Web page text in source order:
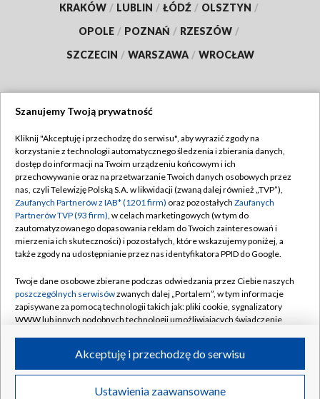
KRAKÓW / LUBLIN / ŁÓDŹ / OLSZTYN /
OPOLE / POZNAŃ / RZESZÓW /
SZCZECIN / WARSZAWA / WROCŁAW
TVP
Abonament TVP
Emisja w TVP
Centrum informacji TVP
Naziemna Telewizja Cyfrowa
Rada Programowa
System NOS
Informacje o nadawcy
Program dla prasy
Regulamin TVP
Polityka prywatności
Moje zgody
Pomoc
Kontakt
Kanały
©2026 Telewizja Polska S.A. w likwidacji
Szanujemy Twoją prywatność
Kliknij "Akceptuję i przechodzę do serwisu", aby wyrazić zgody na
korzystanie z technologii automatycznego śledzenia i zbierania danych,
dostęp do informacji na Twoim urządzeniu końcowym i ich
przechowywanie oraz na przetwarzanie Twoich danych osobowych przez
nas, czyli Telewizję Polską S.A. w likwidacji (zwaną dalej również „TVP”),
Zaufanych Partnerów z IAB* (1201 firm) oraz pozostałych Zaufanych
Partnerów TVP (93 firm), w celach marketingowych (w tym do
zautomatyzowanego dopasowania reklam do Twoich zainteresowań i
mierzenia ich skuteczności) i pozostałych, które wskazujemy poniżej, a
także zgody na udostępnianie przez nas identyfikatora PPID do Google.
Twoje dane osobowe zbierane podczas odwiedzania przez Ciebie naszych
poszczególnych serwisówzwanych dalej „Portalem”, w tym informacje
zapisywane za pomocą technologii takich jak: pliki cookie, sygnalizatory
WWW lub innych podobnych technologii umożliwiających świadczenie
ruchu w Internecie.
Twoje dane osobowe zbierane podczas odwiedzania przez Ciebie
Ustawienia zaawansowane
Akceptuję i przechodzę do serwisu